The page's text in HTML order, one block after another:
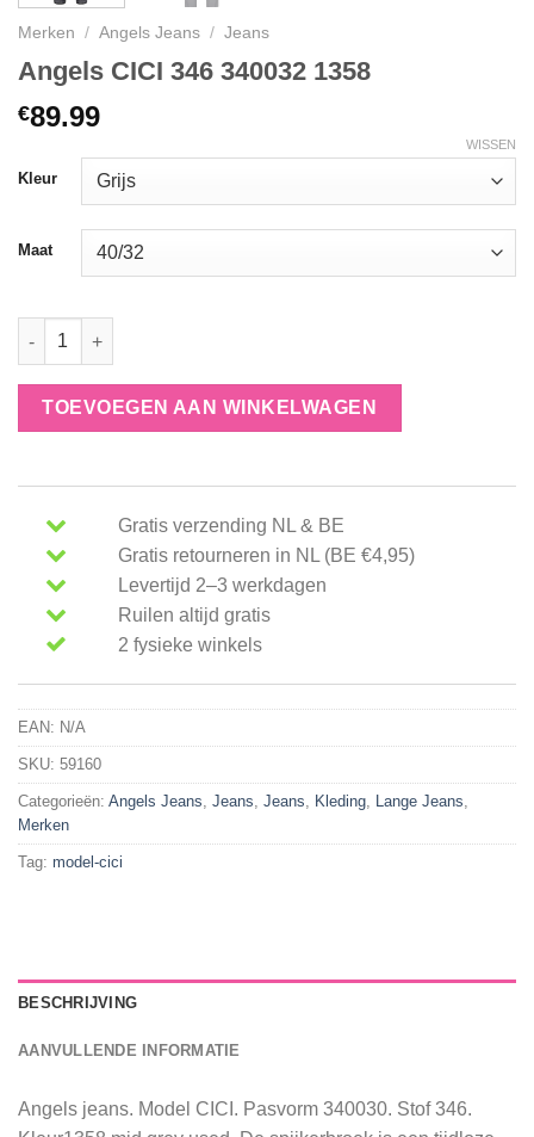
Merken / Angels Jeans / Jeans
Angels CICI 346 340032 1358
€89.99
Kleur
Maat
WISSEN
Angels CICI 346 340032 1358 aantal
TOEVOEGEN AAN WINKELWAGEN
Gratis verzending NL & BE
Gratis retourneren in NL (BE €4,95)
Levertijd 2–3 werkdagen
Ruilen altijd gratis
2 fysieke winkels
EAN: N/A
SKU: 59160
Categorieën: Angels Jeans, Jeans, Jeans, Kleding, Lange Jeans,
Merken
Tag: model-cici
BESCHRIJVING
AANVULLENDE INFORMATIE
Angels jeans. Model CICI. Pasvorm 340030. Stof 346.